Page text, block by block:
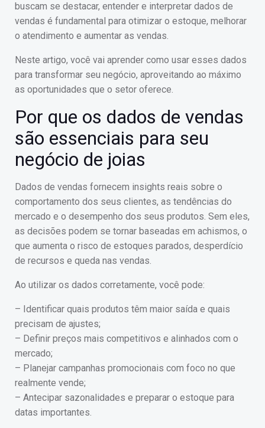
buscam se destacar, entender e interpretar dados de
vendas é fundamental para otimizar o estoque, melhorar
o atendimento e aumentar as vendas.
Neste artigo, você vai aprender como usar esses dados
para transformar seu negócio, aproveitando ao máximo
as oportunidades que o setor oferece.
Por que os dados de vendas
são essenciais para seu
negócio de joias
Dados de vendas fornecem insights reais sobre o
comportamento dos seus clientes, as tendências do
mercado e o desempenho dos seus produtos. Sem eles,
as decisões podem se tornar baseadas em achismos, o
que aumenta o risco de estoques parados, desperdício
de recursos e queda nas vendas.
Ao utilizar os dados corretamente, você pode:
– Identificar quais produtos têm maior saída e quais
precisam de ajustes;
– Definir preços mais competitivos e alinhados com o
mercado;
– Planejar campanhas promocionais com foco no que
realmente vende;
– Antecipar sazonalidades e preparar o estoque para
datas importantes.